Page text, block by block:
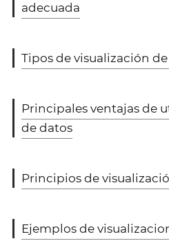
adecuada
Tipos de visualización
Principales ventajas de
de datos
Principios de
Ejemplos de